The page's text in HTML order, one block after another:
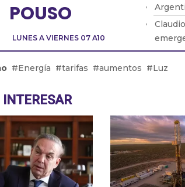
LUNES A VIERNES 07 A10
POUSO
Cómo
Energía tarifas aumentos Luz
INTERESAR